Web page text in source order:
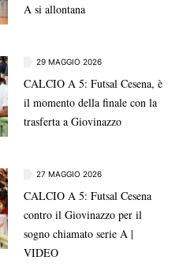
A si allontana
29 MAGGIO 2026
CALCIO A 5: Futsal Cesena, è
il momento della finale con la
trasferta a Giovinazzo
27 MAGGIO 2026
CALCIO A 5: Futsal Cesena
contro il Giovinazzo per il
sogno chiamato serie A |
VIDEO